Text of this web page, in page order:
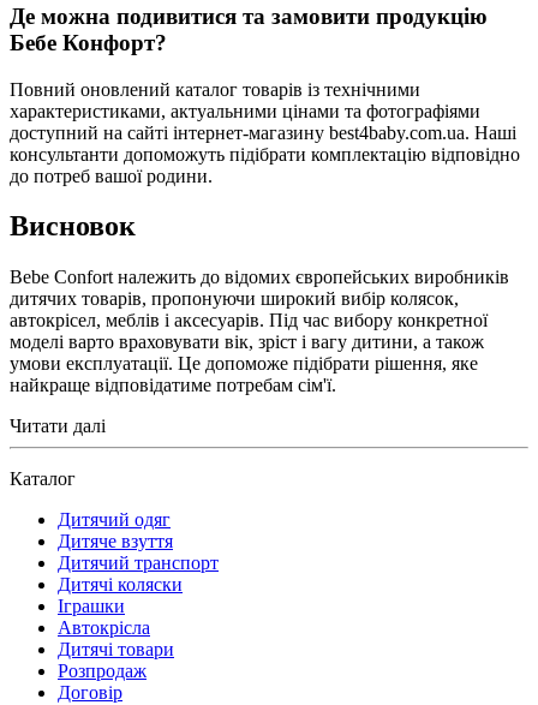
Де можна подивитися та замовити продукцію
Бебе Конфорт?
Повний оновлений каталог товарів із технічними
характеристиками, актуальними цінами та фотографіями
доступний на сайті інтернет-магазину best4baby.com.ua. Наші
консультанти допоможуть підібрати комплектацію відповідно
до потреб вашої родини.
Висновок
Bebe Confort належить до відомих європейських виробників
дитячих товарів, пропонуючи широкий вибір колясок,
автокрісел, меблів і аксесуарів. Під час вибору конкретної
моделі варто враховувати вік, зріст і вагу дитини, а також
умови експлуатації. Це допоможе підібрати рішення, яке
найкраще відповідатиме потребам сім'ї.
Читати далі
Каталог
Дитячий одяг
Дитяче взуття
Дитячий транспорт
Дитячі коляски
Іграшки
Автокрісла
Дитячі товари
Розпродаж
Договір